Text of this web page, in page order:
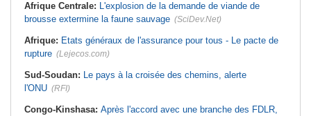
Afrique Centrale: L'explosion de la demande de viande de
brousse extermine la faune sauvage (SciDev.Net)
Afrique: Etats généraux de l'assurance pour tous - Le pacte de
rupture (Lejecos.com)
Sud-Soudan: Le pays à la croisée des chemins, alerte
l'ONU (RFI)
Congo-Kinshasa: Après l'accord avec une branche des FDLR,